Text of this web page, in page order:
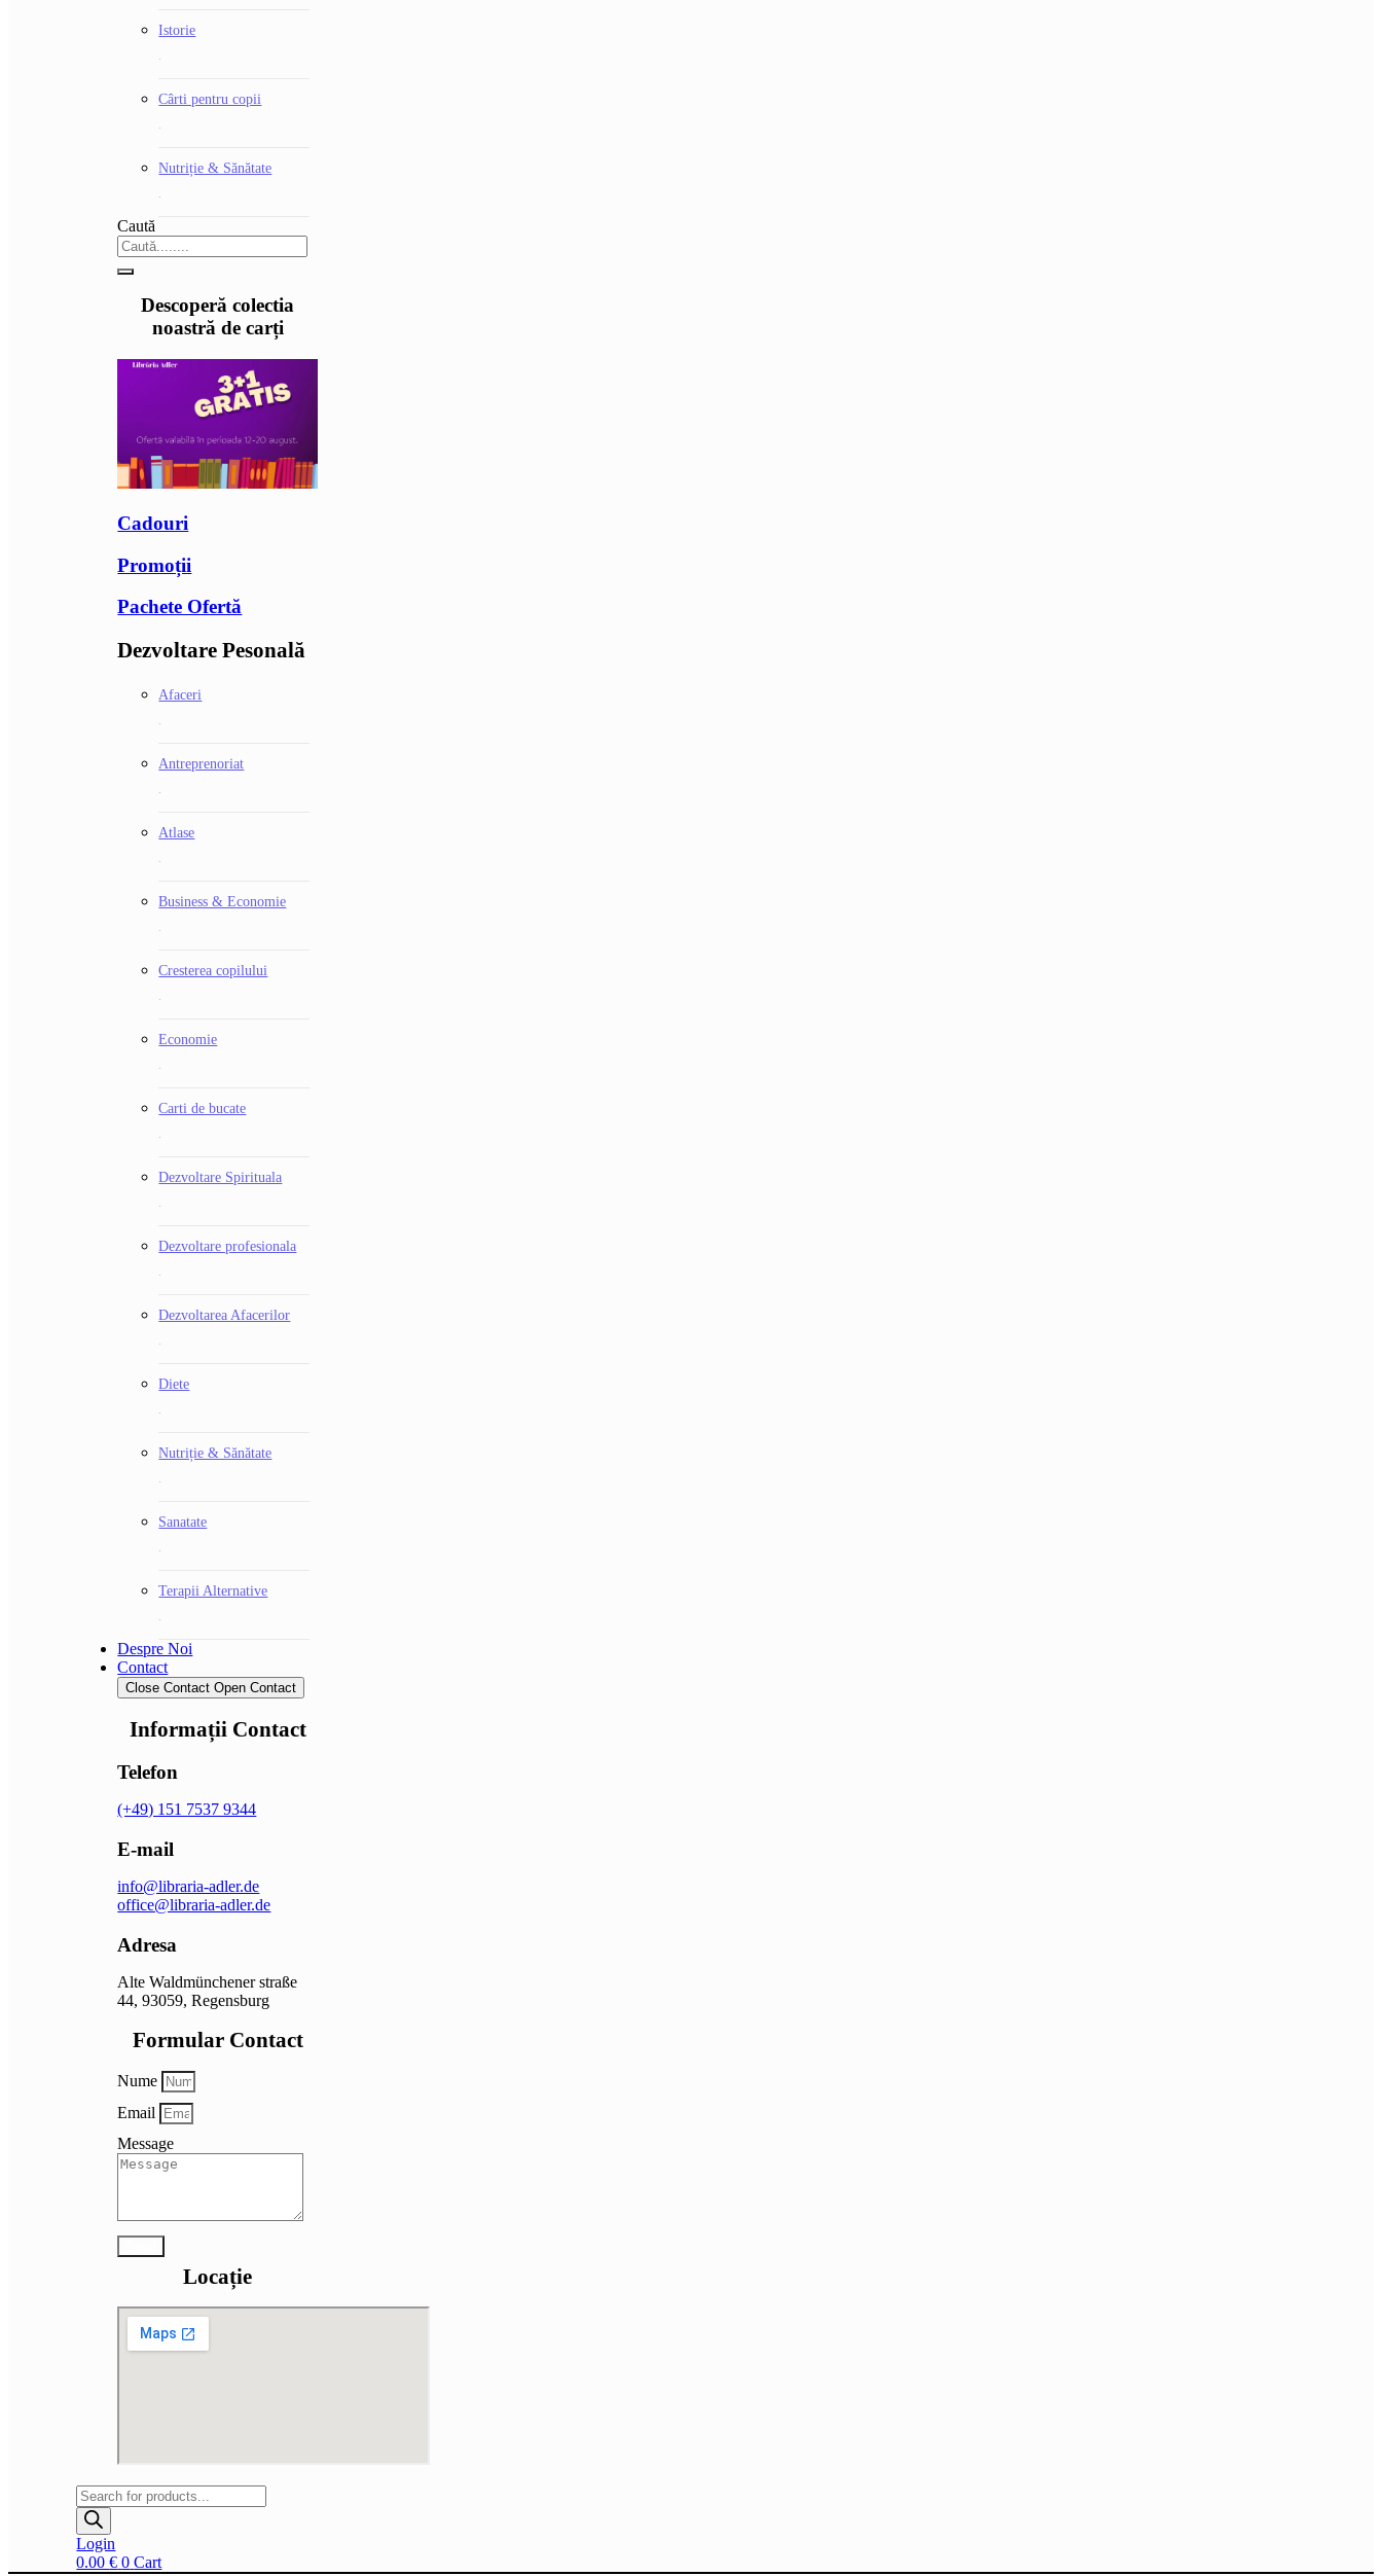
Istorie
Cârti pentru copii
Nutriție & Sănătate
Caută
Descoperă colectia
noastră de carți
Cadouri
Promoții
Pachete Ofertă
Dezvoltare Pesonală
Afaceri
.
Antreprenoriat
.
Atlase
.
Business & Economie
.
Cresterea copilului
.
Economie
.
Carti de bucate
.
Dezvoltare Spirituala
.
Dezvoltare profesionala
.
Dezvoltarea Afacerilor
.
Diete
.
Nutriție & Sănătate
.
Sanatate
.
Terapii Alternative
.
Despre Noi
Contact
Close Contact Open Contact
Informații Contact
Telefon
(+49) 151 7537 9344
E-mail
info@libraria-adler.de
office@libraria-adler.de
Adresa
Alte Waldmünchener straße
44, 93059, Regensburg
Formular Contact
Nume
Email
Message
Locație
Products
search
Login
0.00€ 0 Cart